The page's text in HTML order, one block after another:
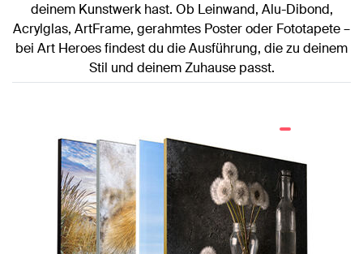
deinem Kunstwerk hast. Ob Leinwand, Alu-Dibond,
Acrylglas, ArtFrame, gerahmtes Poster oder Fototapete –
bei Art Heroes findest du die Ausführung, die zu deinem
Stil und deinem Zuhause passt.